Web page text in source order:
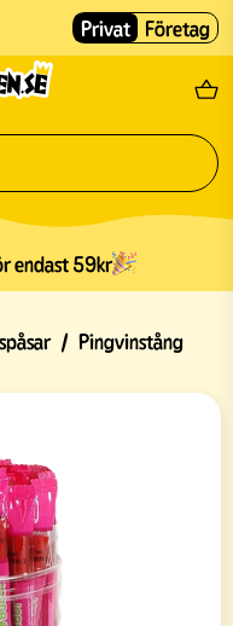
Fri
Privat Företag
endast 59kr
/ Pingvinstång